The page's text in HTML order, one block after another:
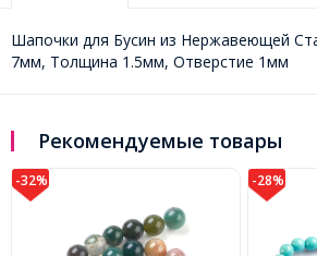
Шапочки для Бусин из Нержавеющей
7мм, Толщина 1.5мм, Отверстие 1мм
Рекомендуемые товары
-28%